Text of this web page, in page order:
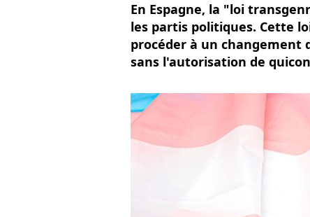
En Espagne, la "loi
les partis politiques. Cette
procéder à un changement
sans l'autorisation de